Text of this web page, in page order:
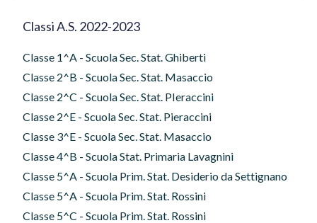
Classi A.S. 2022-2023
Classe 1^A - Scuola Sec. Stat. Ghiberti
Classe 2^B - Scuola Sec. Stat. Masaccio
Classe 2^C - Scuola Sec. Stat. PIeraccini
Classe 2^E - Scuola Sec. Stat. Pieraccini
Classe 3^E - Scuola Sec. Stat. Masaccio
Classe 4^B - Scuola Stat. Primaria Lavagnini
Classe 5^A - Scuola Prim. Stat. Desiderio da Settignano
Classe 5^A - Scuola Prim. Stat. Rossini
Classe 5^C - Scuola Prim. Stat. Rossini